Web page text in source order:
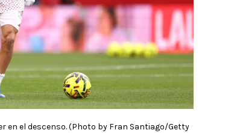
en el descenso. (Photo by Fran Santiago/Getty